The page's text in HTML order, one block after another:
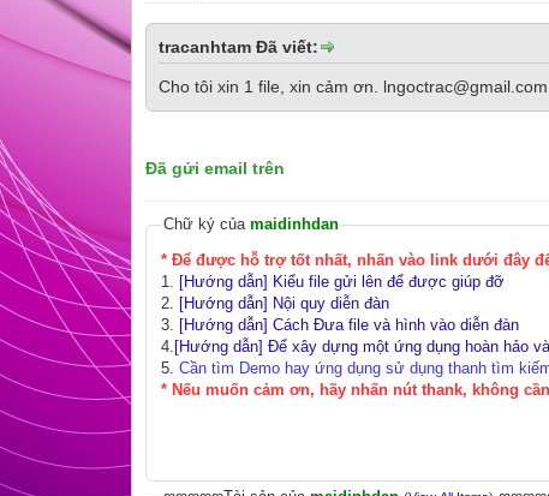
tracanhtam Đã viết:
Cho tôi xin 1 file, xin cảm ơn.
Đã gửi email trên
Chữ ký củamaidinhdan
* Để được hỗ trợ tốt nhất, nhấn vào link dưới đây
1. [Hướng dẫn] Kiểu file gửi lên để được giúp đỡ
2. [Hướng dẫn] Nội quy diễn đàn
3. [Hướng dẫn] Cách Đưa file và hình vào diễn đàn
4. [Hướng dẫn] Để xây dựng một ứng dụng hoàn hảo
5.Cần tìm Demo hay ứng dụng sử dụng thanh tìm
* Nếu muốn cảm ơn, hãy nhấn nút thank, không